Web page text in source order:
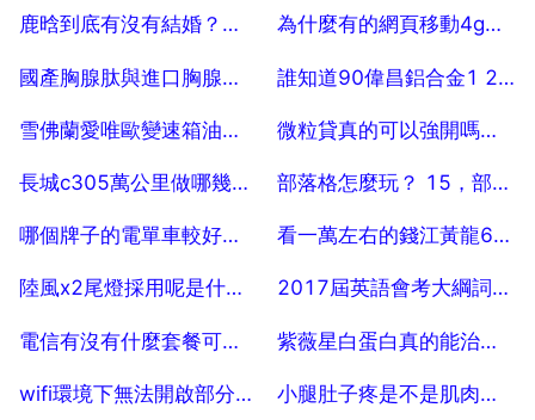
2025-07-19 2025-07-19
鹿晗到底有沒有結婚？鹿晗跟誰結婚了？
2025-07-19
為什麼有的網頁移動4g打不開，連wifi就能開啟
2025-07-19
國產胸腺肽與進口胸腺肽效果有區別嗎
2025-07-19
誰知道90偉昌鋁合金1 2cm的推拉窗價格
2025-07-19
雪佛蘭愛唯歐變速箱油怎麼換
2025-07-19
微粒貸真的可以強開嗎？微粒貸真的可以強制開通嗎？
2025-07-19
長城c305萬公里做哪幾項保養
2025-07-19
部落格怎麼玩？ 15，部落格怎麼玩？
2025-07-19
哪個牌子的電單車較好些 錢江還是輕騎
2025-07-19
看一萬左右的錢江黃龍600能買到嗎
2025-07-19
陸風x2尾燈採用呢是什麼燈？
2025-07-19
2017屆英語會考大綱詞彙表翻譯
2025-07-19
電信有沒有什麼套餐可以漫遊優惠的？？？
2025-07-19
紫薇星白蛋白真的能治好臉上痘痘嗎
2025-07-19
wifi環境下無法開啟部分網頁，流量卻可以，怎麼辦 20 小腿肚子疼是不是肌肉拉傷